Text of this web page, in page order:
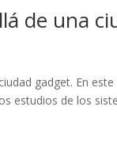
de una
gadget. En
estudios de los